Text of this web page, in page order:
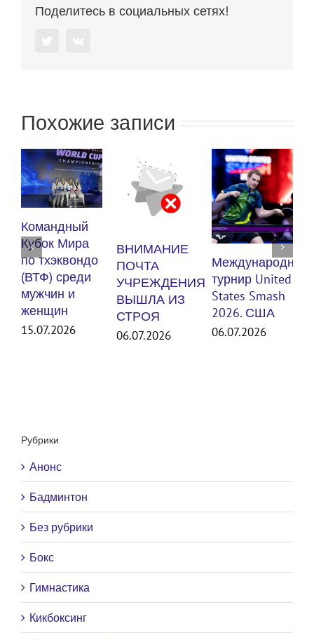
Поделитесь в социальных сетях!
Похожие записи
ВНИМАНИЕ
ПОЧТА
УЧРЕЖДЕНИЯ
ВЫШЛА ИЗ
СТРОЯ
06.07.2026
Международный
турнир United
States Smash
2026. США
06.07.2026
Кубок России
по тхэквондо
(ВТФ) среди
мужчин и
женщин
30.06.2026
Рубрики
Анонс
Бадминтон
Без рубрики
Бокс
Гимнастика
Кикбоксинг